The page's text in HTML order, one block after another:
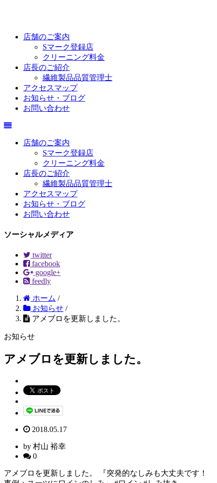
店舗のご案内
Sマーク登録店
クリーニング料金
店長のご紹介
繊維製品品質管理士
アクセスマップ
お知らせ・ブログ
お問い合わせ
店舗のご案内
Sマーク登録店
クリーニング料金
店長のご紹介
繊維製品品質管理士
アクセスマップ
お知らせ・ブログ
お問い合わせ
ソーシャルメディア
twitter
facebook
google+
feedly
ホーム /
お知らせ /
アメブロを更新しました。
お知らせ
アメブロを更新しました。
2018.05.17
by 村山 裕幸
0
アメブロを更新しました。 『突発的なしみも大丈夫です！